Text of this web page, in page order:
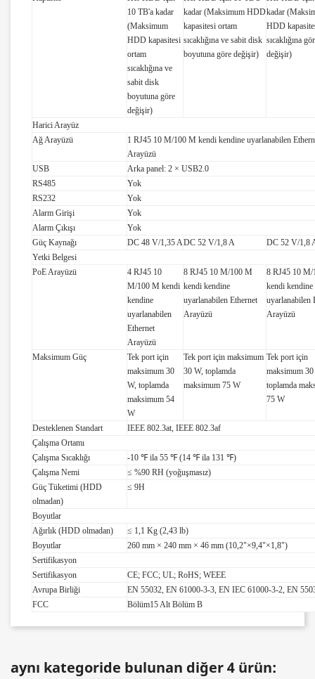
10 TB'a kadar
(Maksimum
HDD kapasitesi
ortam
sıcaklığına ve
sabit disk
boyutuna göre
değişir)
kadar (Maksimum HDD
kapasitesi ortam
sıcaklığına ve sabit disk
boyutuna göre değişir)
kadar
HDD
sıcaklığına
değişir)
Harici Arayüz
Ağ Arayüzü
1 RJ45 10 M/100 M kendi kendine uyarlanabilen
Arayüzü
USB
Arka panel: 2 × USB2.0
RS485
Yok
RS232
Yok
Alarm Girişi
Yok
Alarm Çıkışı
Yok
Güç Kaynağı
DC 48 V/1,35 ADC 52 V/1,8 A
DC 52 V/1,8
Yetki Belgesi
PoE Arayüzü
4 RJ45 10
M/100 M kendi
kendine
uyarlanabilen
Ethernet
Arayüzü
8 RJ45 10 M/100 M
kendi kendine
uyarlanabilen Ethernet
Arayüzü
8 RJ45 10
kendi kendine
uyarlanabilen
Arayüzü
Maksimum Güç
Tek port için
maksimum 30
W, toplamda
maksimum 54
W
Tek port için maksimum
30 W, toplamda
maksimum 75 W
Tek port için
maksimum
toplamda
75 W
Desteklenen Standart
IEEE 802.3at, IEEE 802.3af
Çalışma Ortamı
Çalışma Sıcaklığı
-10 ℉ ila 55 ℉ (14 ℉ ila 131 ℉)
Çalışma Nemi
≤ %90 RH (yoğuşmasız)
Güç Tüketimi (HDD
olmadan)
≤ 9H
Boyutlar
Ağırlık (HDD olmadan)
≤ 1,1 Kg (2,43 lb)
Boyutlar
260 mm × 240 mm × 46 mm (10,2"×9,4"×1,8")
Sertifikasyon
Sertifikasyon
CE; FCC; UL; RoHS; WEEE
Avrupa Birliği
EN 55032, EN 61000-3-3, EN IEC 61000-3-2, EN
FCC
Bölüm15 Alt Bölüm B
aynı kategoride bulunan diğer 4 ürün: